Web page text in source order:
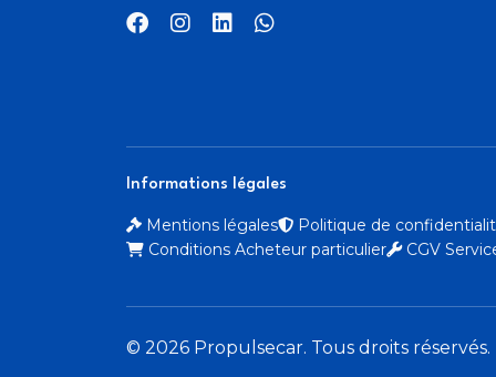
Informations légales
Mentions légales
Politique de
Conditions Acheteur particulier
CGV
© 2026 Propulsecar. Tous droits réservés.